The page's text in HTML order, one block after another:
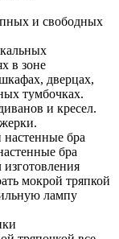
и свободных
в зоне
дверцах,
тумбочках.
и кресел.
бра
бра
мокрой тряпкой
лампу